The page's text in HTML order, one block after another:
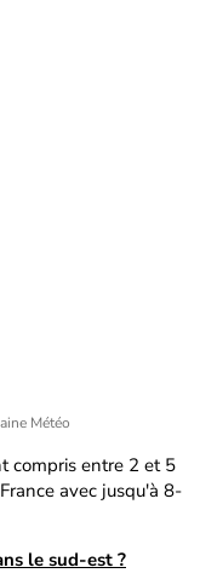
Météo
compris entre 2 et 5
avec jusqu'à 8-
le sud-est ?